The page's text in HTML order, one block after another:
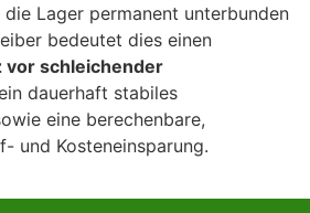
Lager permanent unterbunden
bedeutet dies einen
vor schleichender
dauerhaft stabiles
eine berechenbare,
und Kosteneinsparung.